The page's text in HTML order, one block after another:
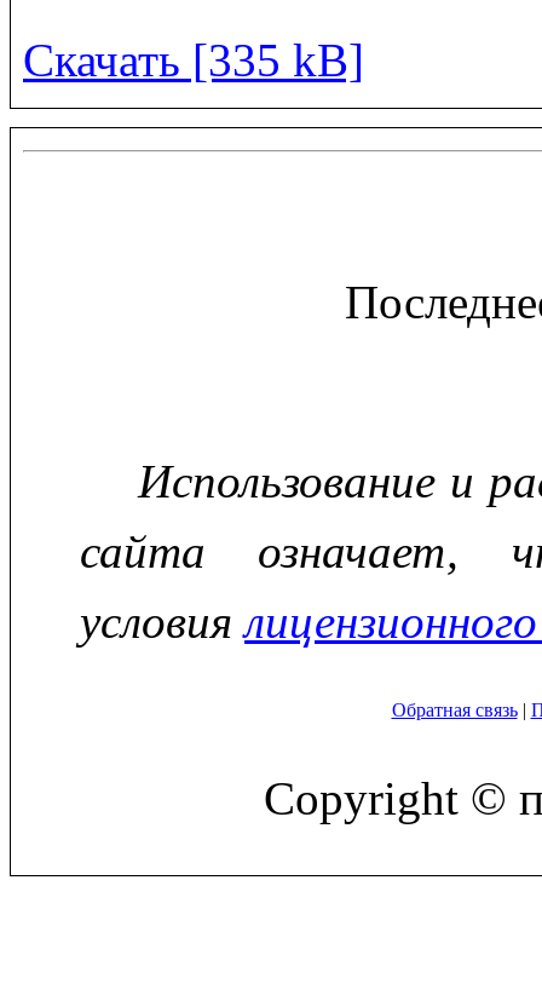
Скачать [335 kB]
Использование и
сайта означает,
условия
Обратная связь|
Copyright ©